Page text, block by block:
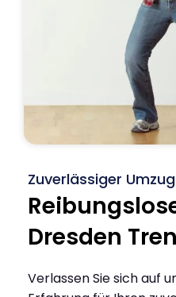
Zuverlässiger
Dresden
Verlassen Sie sich auf